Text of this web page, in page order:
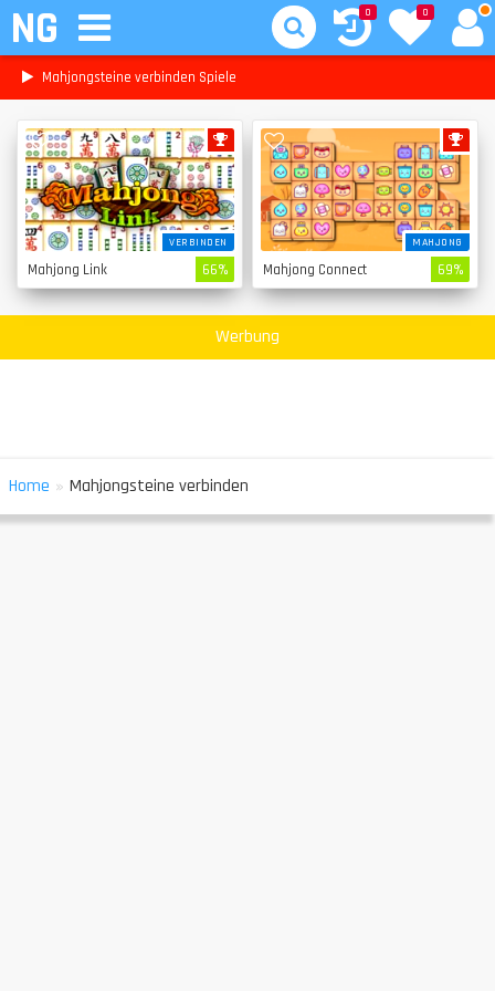
NG 0
0
Mahjongsteine verbinden Spiele
VERBINDEN
Mahjong Link 66%
MAHJONG
Mahjong Connect 69%
Werbung
Home » Mahjongsteine verbinden